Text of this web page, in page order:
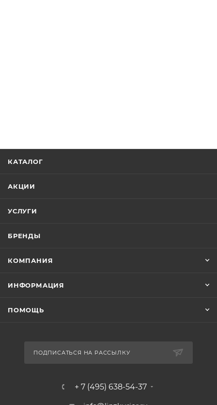
КАТАЛОГ
АКЦИИ
УСЛУГИ
БРЕНДЫ
КОМПАНИЯ
ИНФОРМАЦИЯ
ПОМОЩЬ
ПОДПИСАТЬСЯ НА РАССЫЛКУ
+ 7 (495) 638-54-37